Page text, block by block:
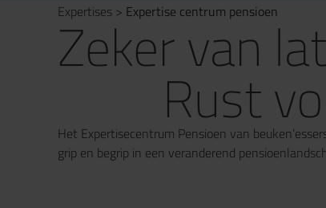
Expertises > Expertise centrum pensioen
Zeker van
Rust
Het Expertisecentrum Pensioen van
grip en begrip in een veranderend